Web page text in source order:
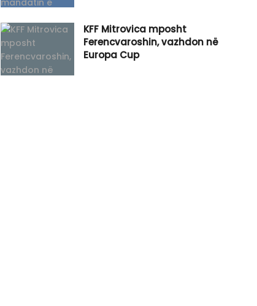
KFF Mitrovica mposht
Ferencvaroshin, vazhdon në
Europa Cup